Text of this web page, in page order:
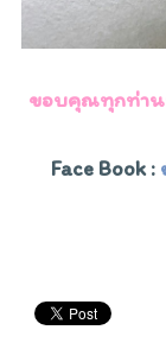
ขอบคุณทุกท่าน
Face Book :